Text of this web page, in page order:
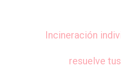
Incineración
resuelve